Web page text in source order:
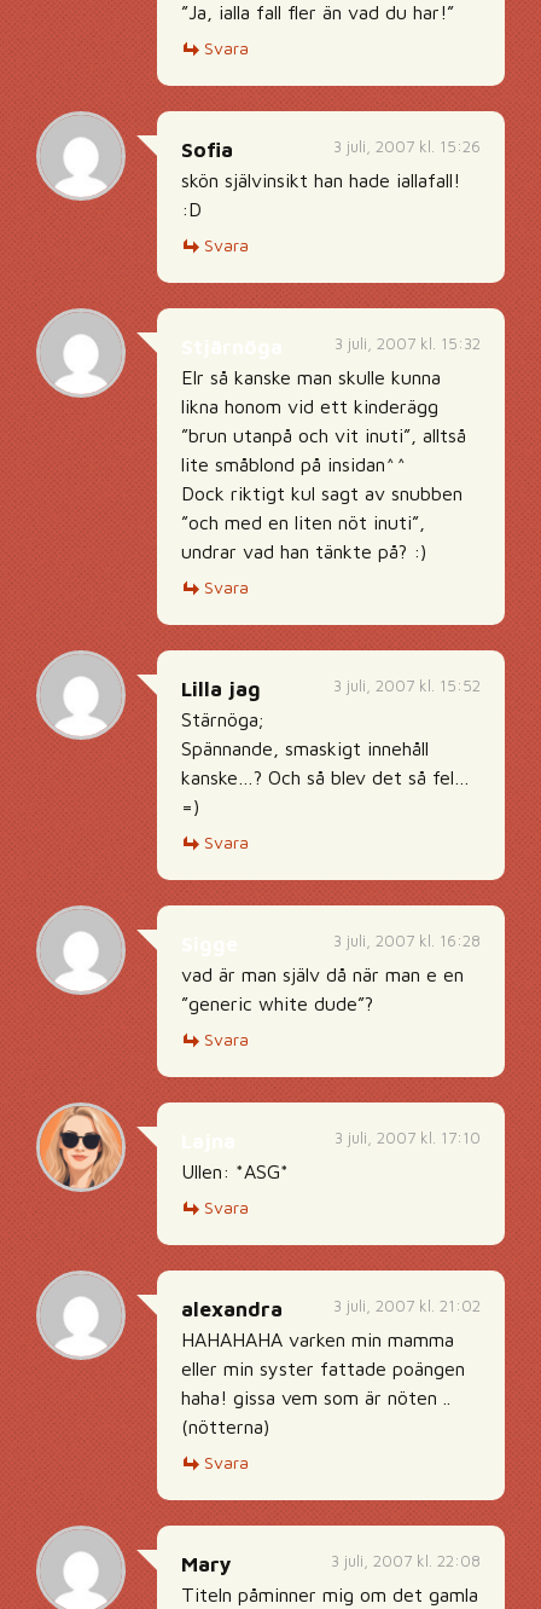
”Ja, ialla fall fler än vad du har!”
Svara
3 juli, 2007 kl. 15:26
Sofia
skön självinsikt han hade iallafall!
:D
Svara
3 juli, 2007 kl. 15:32
Elr så kanske man skulle kunna
likna honom vid ett kinderägg
”brun utanpå och vit inuti”, alltså
lite småblond på insidan^^
Dock riktigt kul sagt av snubben
”och med en liten nöt inuti”,
undrar vad han tänkte på? :)
Svara
3 juli, 2007 kl. 15:52
Lilla jag
Stärnöga;
Spännande, smaskigt innehåll
kanske…? Och så blev det så fel…
=)
Svara
3 juli, 2007 kl. 16:28
vad är man själv då när man e en
”generic white dude”?
Svara
3 juli, 2007 kl. 17:10
Ullen: *ASG*
Svara
3 juli, 2007 kl. 21:02
alexandra
HAHAHAHA varken min mamma
eller min syster fattade poängen
haha! gissa vem som är nöten ..
(nötterna)
Svara
3 juli, 2007 kl. 22:08
Mary
Titeln påminner mig om det gamla